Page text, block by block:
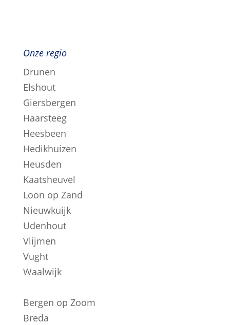
Onze regio
Drunen
Elshout
Giersbergen
Haarsteeg
Heesbeen
Hedikhuizen
Heusden
Kaatsheuvel
Loon op Zand
Nieuwkuijk
Udenhout
Vlijmen
Vught
Waalwijk
Bergen op Zoom
Breda